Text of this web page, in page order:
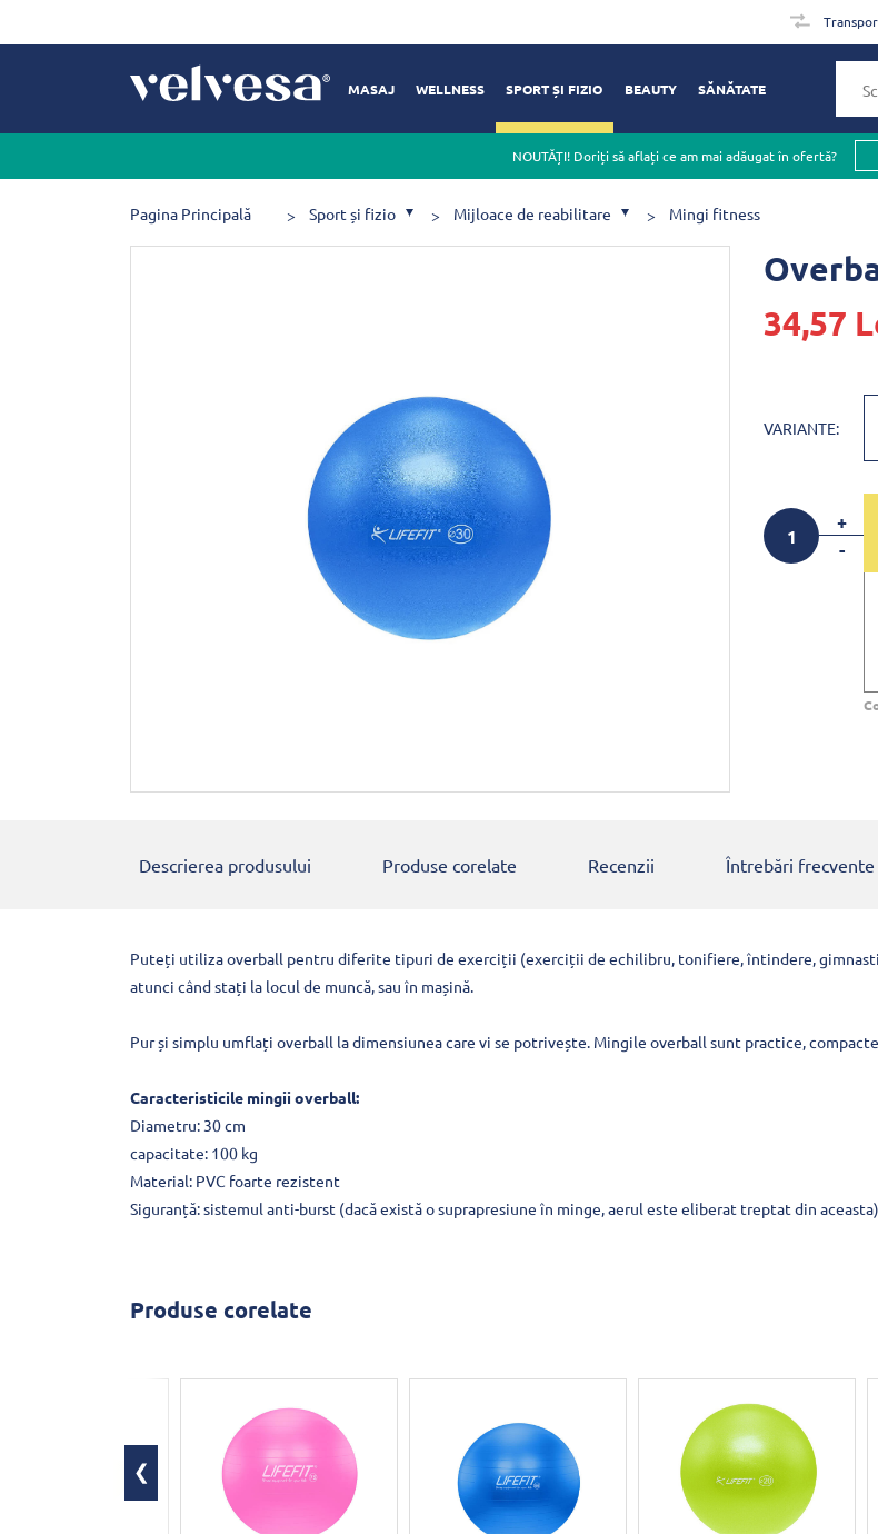
MASAJ WELLNESS SPORT ȘI FIZIO BEAUTY SĂNĂTATE
NOUTĂȚI! Doriți să aflați ce am mai adăugat în ofertă?
Pagina Principală Sport și fizio Mijloace de reabilitare Mingi fitness
34,57
VARIANTE:
+
-
Descrierea produsului Produse corelate Recenzii Întrebări frecvente
Puteți utiliza overball pentru diferite tipuri de exerciții (exerciții de echilibru, tonifiere, întindere,
atunci când stați la locul de muncă, sau în mașină.
Pur și simplu umflați overball la dimensiunea care vi se potrivește. Mingile overball sunt practice,
Caracteristicile mingii overball:
Diametru: 30 cm
capacitate: 100 kg
Material: PVC foarte rezistent
Siguranță: sistemul anti-burst (dacă există o suprapresiune în minge, aerul este eliberat treptat din aceasta)
Produse corelate